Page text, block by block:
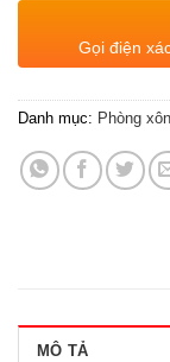
Gọi điện
Danh mục: Phòng
MÔ TẢ